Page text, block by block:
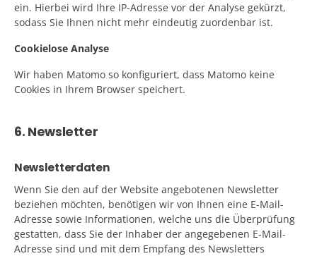
ein. Hierbei wird Ihre IP-Adresse vor der Analyse gekürzt,
sodass Sie Ihnen nicht mehr eindeutig zuordenbar ist.
Cookielose Analyse
Wir haben Matomo so konfiguriert, dass Matomo keine
Cookies in Ihrem Browser speichert.
6. Newsletter
Newsletterdaten
Wenn Sie den auf der Website angebotenen Newsletter
beziehen möchten, benötigen wir von Ihnen eine E-Mail-
Adresse sowie Informationen, welche uns die Überprüfung
gestatten, dass Sie der Inhaber der angegebenen E-Mail-
Adresse sind und mit dem Empfang des Newsletters